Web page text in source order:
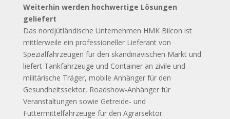
Weiterhin werden hochwertige Lösungen
geliefert
Das nordjütländische Unternehmen HMK Bilcon ist
mittlerweile ein professioneller Lieferant von
Spezialfahrzeugen für den skandinavischen Markt und
liefert Tankfahrzeuge und Container an zivile und
militärische Träger, mobile Anhänger für den
Gesundheitssektor, Roadshow-Anhänger für
Veranstaltungen sowie Getreide- und
Futtermittelfahrzeuge für den Agrarsektor.